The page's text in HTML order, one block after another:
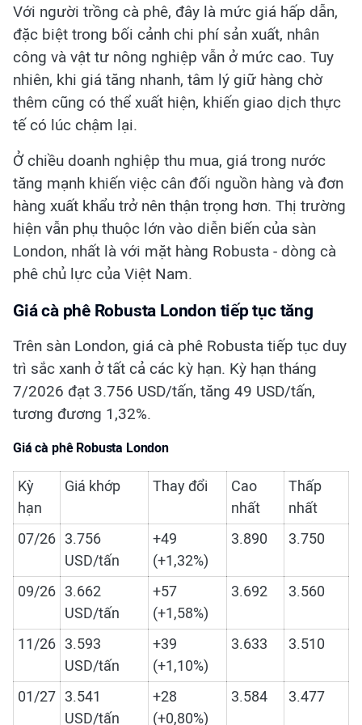
Với người trồng cà phê, đây là mức giá hấp dẫn,
đặc biệt trong bối cảnh chi phí sản xuất, nhân
công và vật tư nông nghiệp vẫn ở mức cao. Tuy
nhiên, khi giá tăng nhanh, tâm lý giữ hàng chờ
thêm cũng có thể xuất hiện, khiến giao dịch thực
tế có lúc chậm lại.
Ở chiều doanh nghiệp thu mua, giá trong nước
tăng mạnh khiến việc cân đối nguồn hàng và đơn
hàng xuất khẩu trở nên thận trọng hơn. Thị trường
hiện vẫn phụ thuộc lớn vào diễn biến của sàn
London, nhất là với mặt hàng Robusta - dòng cà
phê chủ lực của Việt Nam.
Giá cà phê Robusta London tiếp tục tăng
Trên sàn London, giá cà phê Robusta tiếp tục duy
trì sắc xanh ở tất cả các kỳ hạn. Kỳ hạn tháng
7/2026 đạt 3.756 USD/tấn, tăng 49 USD/tấn,
tương đương 1,32%.
Giá cà phê Robusta London
Kỳ
hạn
Giá khớp Thay đổi
Cao
nhất
Thấp
nhất
07/26 3.756
USD/tấn
+49
(+1,32%)
3.890 3.750
09/26 3.662
USD/tấn
+57
(+1,58%)
3.692 3.560
11/26 3.593
USD/tấn
+39
(+1,10%)
3.633 3.510
01/27 3.541
USD/tấn
+28
(+0,80%)
3.584 3.477